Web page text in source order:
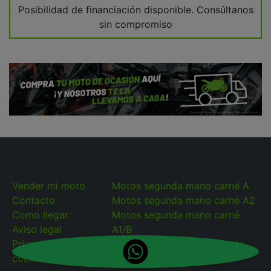
Posibilidad de financiación disponible. Consúltanos
sin compromiso
Vender mi moto
Contacto
Como llegar
Aviso legal
Privacidad y
cookies
Motos segunda mano carné A
Motos segunda mano carné A2
Motos segunda mano carné
A1/B
Boutique equipamiento moto